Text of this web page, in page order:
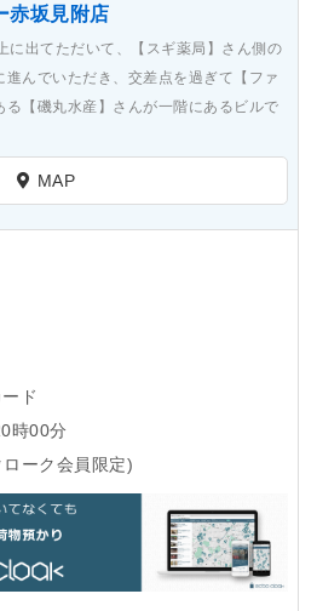
赤坂見附店
に出てただいて、【スギ薬局】さん側の
んでいただき、交差点を過ぎて【ファ
る【磯丸水産】さんが一階にあるビルで
MAP
ード
時00分
ーク会員限定)